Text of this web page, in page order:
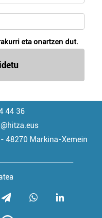
eta onartzen dut.
44 36
48270 Markina-Xemein